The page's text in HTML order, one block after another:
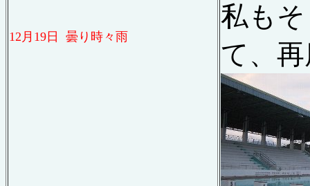
12 月 19 日 曇り時々雨
私も
て、